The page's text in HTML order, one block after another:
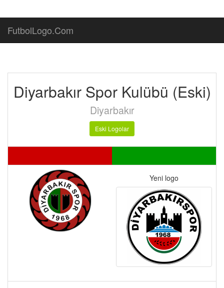
FutbolLogo.Com
Diyarbakır Spor Kulübü (Eski)
Diyarbakır
Eski Logolar
Yeni logo